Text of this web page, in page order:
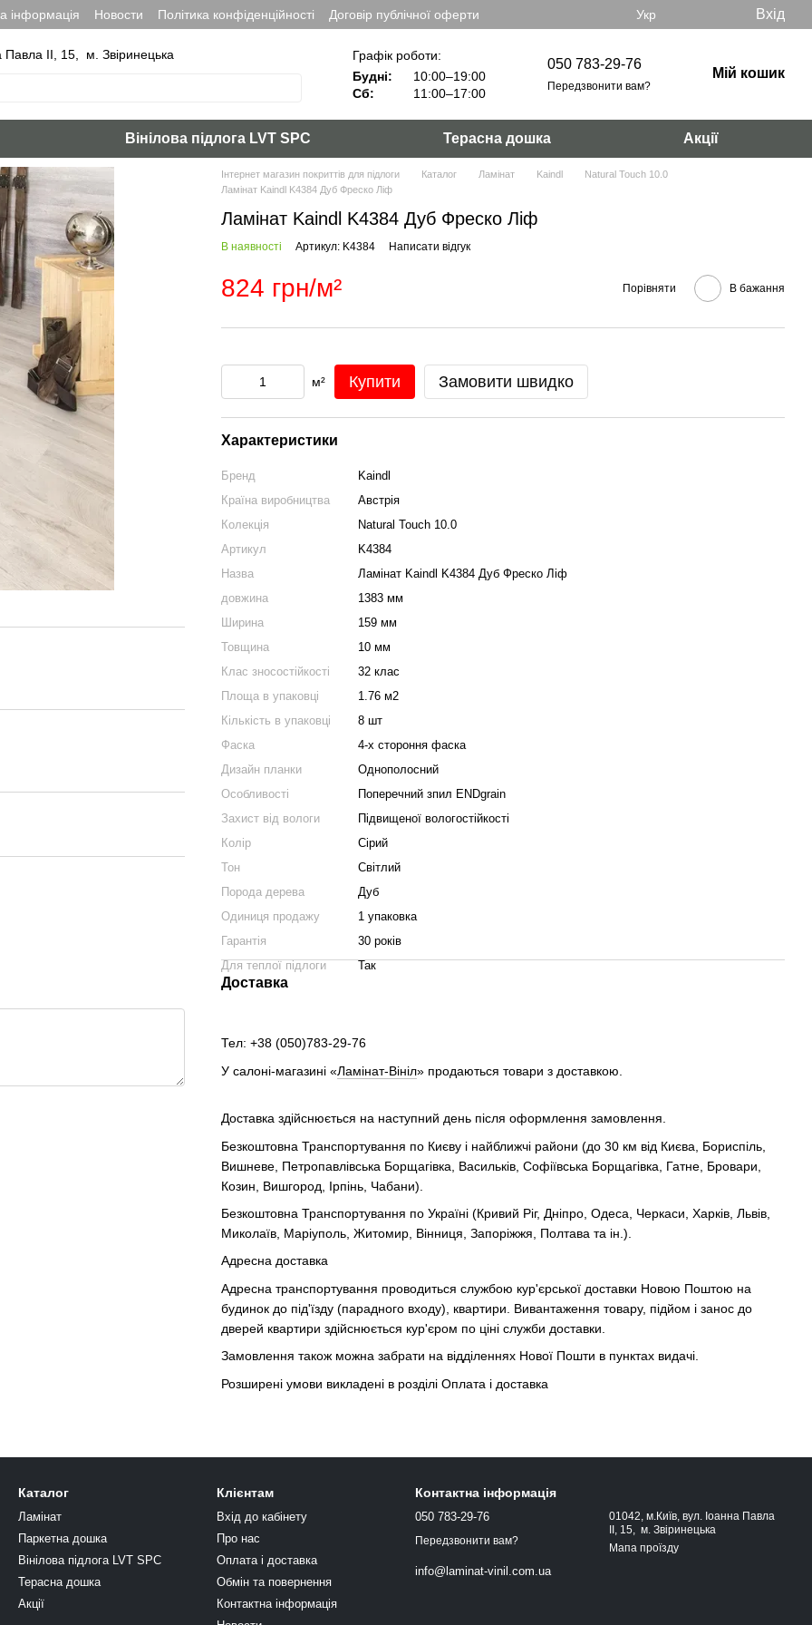
інформація Новости Політика конфіденційності Договір публічної оферти Укр Вхід
ІІ, 15, м. Звіринецька
Графік роботи:
Будні:
10:00–19:00
Сб:
11:00–17:00
050 783-29-76
Передзвонити вам?
Мій кошик
Вінілова підлога LVT SPC Терасна дошка Акції
Інтернет магазин покриттів для підлоги Каталог Ламінат Kaindl
Natural Touch 10.0
Ламінат Kaindl K4384 Дуб Фреско Ліф
Ламінат Kaindl K4384 Дуб Фреско Ліф
В наявності Артикул: K4384 Написати відгук
824 грн/м² Порівняти В бажання
м² Купити Замовити швидко
Характеристики
Бренд
Kaindl
Країна виробництва
Австрія
Колекція
Natural Touch 10.0
Артикул
K4384
Назва
Ламінат Kaindl K4384 Дуб Фреско Ліф
довжина
1383 мм
Ширина
159 мм
Товщина
10 мм
Клас зносостійкості
32 клас
Площа в упаковці
1.76 м2
Кількість в упаковці
8 шт
Фаска
4-х стороння фаска
Дизайн планки
Однополосний
Особливості
Поперечний зпил ENDgrain
Захист від вологи
Підвищеної вологостійкості
Колір
Сірий
Тон
Світлий
Порода дерева
Дуб
Одиниця продажу
1 упаковка
Гарантія
30 років
Для теплої підлоги
Так
Доставка
Тел: +38 (050)783-29-76
У салоні-магазині «Ламінат-Вініл» продаються товари з доставкою.
Доставка здійснюється на наступний день після оформлення замовлення.
Безкоштовна Транспортування по Києву і найближчі райони (до 30 км від Києва, Бориспіль,
Вишневе, Петропавлівська Борщагівка, Васильків, Софіївська Борщагівка, Гатне, Бровари,
Козин, Вишгород, Ірпінь, Чабани).
Безкоштовна Транспортування по Україні (Кривий Ріг, Дніпро, Одеса, Черкаси, Харків, Львів,
Миколаїв, Маріуполь, Житомир, Вінниця, Запоріжжя, Полтава та ін.).
Адресна доставка
Адресна транспортування проводиться службою кур'єрської доставки Новою Поштою на
будинок до під'їзду (парадного входу), квартири. Вивантаження товару, підйом і занос до
дверей квартири здійснюється кур'єром по ціні служби доставки.
Замовлення також можна забрати на відділеннях Нової Пошти в пунктах видачі.
Розширені умови викладені в розділі Оплата і доставка
Каталог
Ламінат
Паркетна дошка
Вінілова підлога LVT SPC
Терасна дошка
Акції
Клієнтам
Вхід до кабінету
Про нас
Оплата і доставка
Обмін та повернення
Контактна інформація
Контактна інформація
050 783-29-76
Передзвонити вам?
info@laminat-vinil.com.ua
01042, м.Київ, вул. Іоанна Павла
ІІ, 15, м. Звіринецька
Мапа проїзду